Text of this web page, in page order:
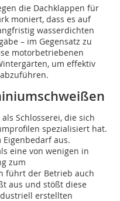
die Dachklappen für
moniert, dass es auf
wasserdichten
– im Gegensatz zu
motorbetriebenen
um effektiv
Schlosserei, die sich
spezialisiert hat.
aus.
eine von wenigen in
zum
führt der Betrieb auch
aus und stößt diese
erstellten